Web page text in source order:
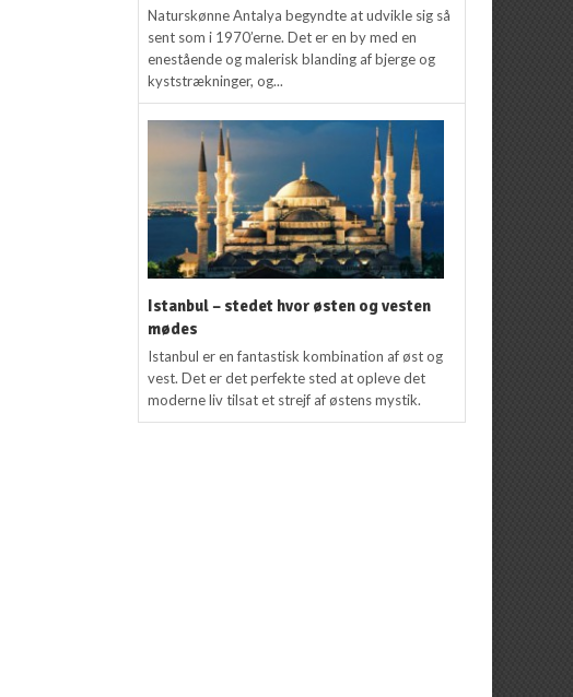
Naturskønne Antalya begyndte at udvikle sig så
sent som i 1970’erne. Det er en by med en
enestående og malerisk blanding af bjerge og
kyststrækninger, og...
Istanbul – stedet hvor østen og vesten
mødes
Istanbul er en fantastisk kombination af øst og
vest. Det er det perfekte sted at opleve det
moderne liv tilsat et strejf af østens mystik.